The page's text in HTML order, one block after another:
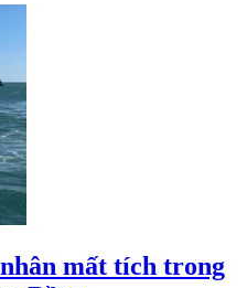
mất tích trong